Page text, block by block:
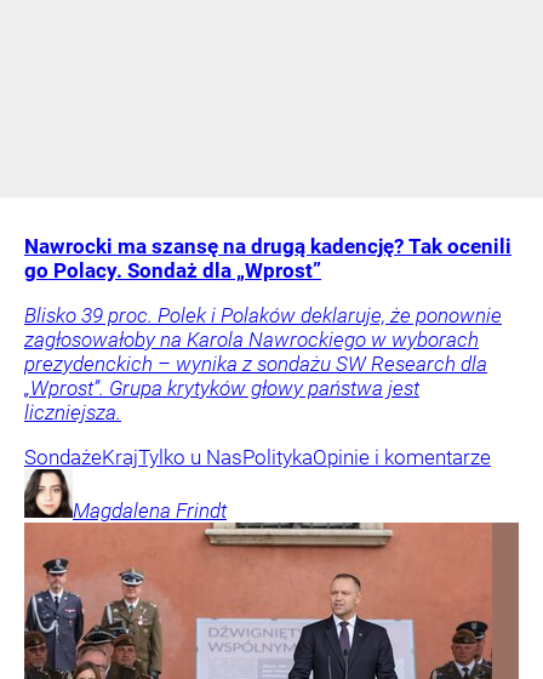
Nawrocki ma szansę na drugą kadencję? Tak ocenili
go Polacy. Sondaż dla „Wprost”
Blisko 39 proc. Polek i Polaków deklaruje, że ponownie
zagłosowałoby na Karola Nawrockiego w wyborach
prezydenckich – wynika z sondażu SW Research dla
„Wprost”. Grupa krytyków głowy państwa jest
liczniejsza.
SondażeKrajTylko u NasPolitykaOpinie i komentarze
Magdalena Frindt